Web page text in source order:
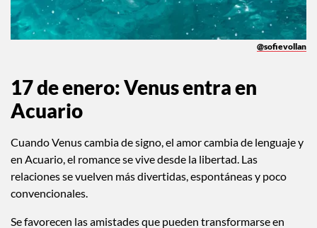
17 de enero: Venus entra en
Acuario
Cuando Venus cambia de signo, el amor cambia de lenguaje y
en Acuario, el romance se vive desde la libertad. Las